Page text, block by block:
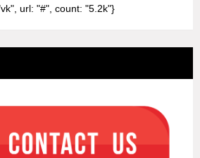
url: "#", count: "5.2k"}